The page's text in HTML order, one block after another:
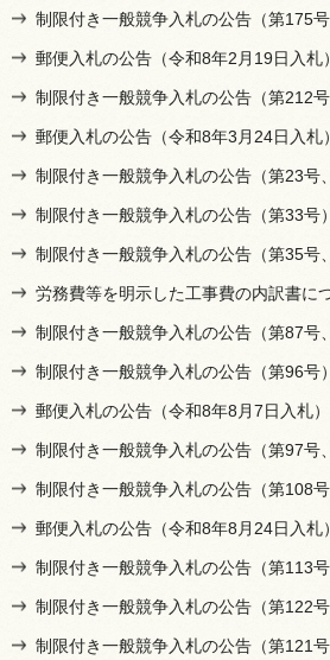
制限付き一般競争入札の公告（第175号
郵便入札の公告（令和8年2月19日入札
制限付き一般競争入札の公告（第212号
郵便入札の公告（令和8年3月24日入札
制限付き一般競争入札の公告（第23号
制限付き一般競争入札の公告（第33号）
制限付き一般競争入札の公告（第35号
労務費等を明示した工事費の内訳書に
制限付き一般競争入札の公告（第87号
制限付き一般競争入札の公告（第96号）
郵便入札の公告（令和8年8月7日入札
制限付き一般競争入札の公告（第97号
制限付き一般競争入札の公告（第108号
郵便入札の公告（令和8年8月24日入
制限付き一般競争入札の公告（第113号
制限付き一般競争入札の公告（第122号
制限付き一般競争入札の公告（第121号